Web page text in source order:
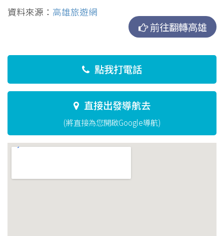
資料來源： 高雄旅遊網
前往翻轉高雄
點我打電話
直接出發導航去
(將直接為您開啟Google導航)